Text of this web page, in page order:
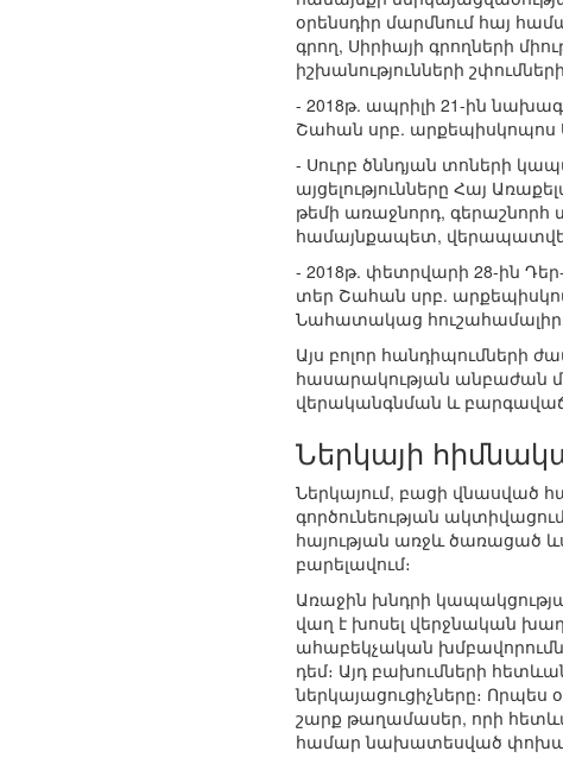
օրենսդիր մարմնում հայ
գրող, Սիրիայի գրողների
իշխանությունների
- 2018թ. ապրիլի 21-ին
Շահան սրբ. արքեպիսկոպոս
- Սուրբ ծննդյան տոների
այցելությունները Հայ
թեմի առաջնորդ,
համայնքապետ,
- 2018թ. փետրվարի 28-ին
տեր Շահան սրբ.
Նահատակաց
Այս բոլոր հանդիպումների
հասարակության անբաժան
վերականգնման և
Ներկայի
Ներկայում, բացի վնասված
գործունեության
հայության առջև ծառացած
բարելավում։
Առաջին խնդրի
վաղ է խոսել վերջնական
ահաբեկչական
դեմ։ Այդ բախումների
ներկայացուցիչները։
շարք թաղամասեր, որի
համար նախատեսված